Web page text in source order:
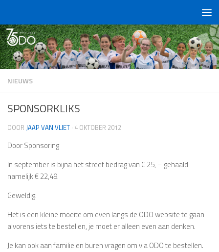
NIEUWS
SPONSORKLIKS
DOOR JAAP VAN VLIET · 4 OKTOBER 2012
Door Sponsoring
In september is bijna het streef bedrag van € 25, – gehaald
namelijk € 22,49.
Geweldig.
Het is een kleine moeite om even langs de ODO website te gaan
alvorens iets te bestellen, je moet er alleen even aan denken.
Je kan ook aan familie en buren vragen om via ODO te bestellen.